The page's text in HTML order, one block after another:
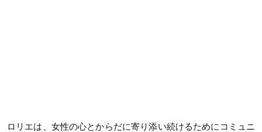
ロリエは、女性の心とからだに寄り添い続けるためにコミュニ